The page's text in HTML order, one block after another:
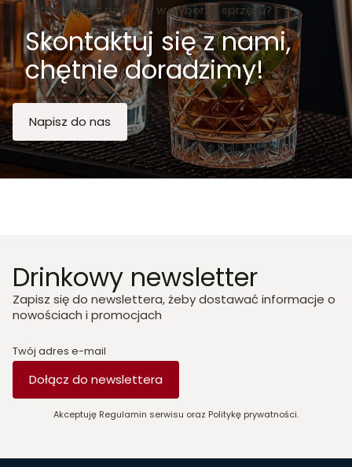
Potrzebujesz pomocy w wyborze sprzętu?
Skontaktuj się z nami,
chętnie doradzimy!
Napisz do nas
Drinkowy newsletter
Zapisz się do newslettera, żeby dostawać informacje o
nowościach i promocjach
Twój adres e-mail
Dołącz do newslettera
Akceptuję Regulamin serwisu oraz Politykę prywatności.